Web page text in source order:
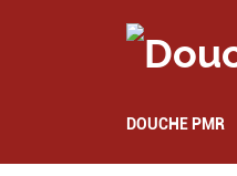
DOUCHE PMR